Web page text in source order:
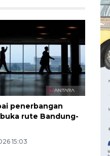
penerbangan
rute Bandung-
15:03